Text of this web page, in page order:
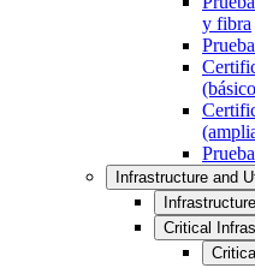
y fibra
Infrastructure and
Critical